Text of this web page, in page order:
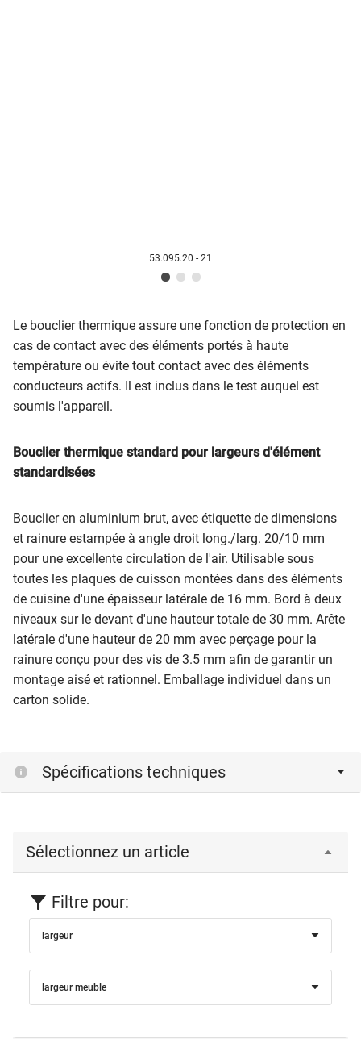
53.095.20 - 21
Le bouclier thermique assure une fonction de protection en
cas de contact avec des éléments portés à haute
température ou évite tout contact avec des éléments
conducteurs actifs. Il est inclus dans le test auquel est
soumis l'appareil.
Bouclier thermique standard pour largeurs d'élément
standardisées
Bouclier en aluminium brut, avec étiquette de dimensions
et rainure estampée à angle droit long./larg. 20/10 mm
pour une excellente circulation de l'air. Utilisable sous
toutes les plaques de cuisson montées dans des éléments
de cuisine d'une épaisseur latérale de 16 mm. Bord à deux
niveaux sur le devant d'une hauteur totale de 30 mm. Arête
latérale d'une hauteur de 20 mm avec perçage pour la
rainure conçu pour des vis de 3.5 mm afin de garantir un
montage aisé et rationnel. Emballage individuel dans un
carton solide.
Spécifications techniques
Sélectionnez un article
Filtre pour:
largeur
largeur meuble